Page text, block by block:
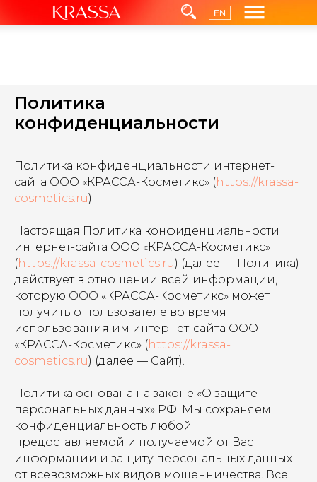
Политика
конфиденциальности
Политика конфиденциальности интернет-
сайта ООО «КРАССА-Косметикс» (https://krassa-
cosmetics.ru)
Настоящая Политика конфиденциальности
интернет-сайта ООО «КРАССА-Косметикс»
(https://krassa-cosmetics.ru) (далее — Политика)
действует в отношении всей информации,
которую ООО «КРАССА-Косметикс» может
получить о пользователе во время
использования им интернет-сайта ООО
«КРАССА-Косметикс» (https://krassa-
cosmetics.ru) (далее — Сайт).
Политика основана на законе «О защите
персональных данных» РФ. Мы сохраняем
конфиденциальность любой
предоставляемой и получаемой от Вас
информации и защиту персональных данных
от всевозможных видов мошенничества. Все